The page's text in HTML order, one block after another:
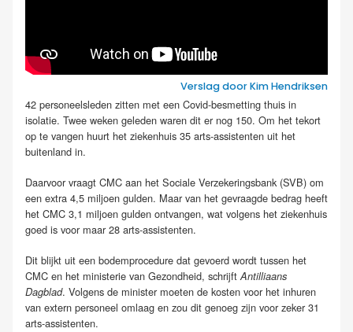
Verslag door Kim Hendriksen
42 personeelsleden zitten met een Covid-besmetting thuis in
isolatie. Twee weken geleden waren dit er nog 150. Om het tekort
op te vangen huurt het ziekenhuis 35 arts-assistenten uit het
buitenland in.
Daarvoor vraagt CMC aan het Sociale Verzekeringsbank (SVB) om
een extra 4,5 miljoen gulden. Maar van het gevraagde bedrag heeft
het CMC 3,1 miljoen gulden ontvangen, wat volgens het ziekenhuis
goed is voor maar 28 arts-assistenten.
Dit blijkt uit een bodemprocedure dat gevoerd wordt tussen het
CMC en het ministerie van Gezondheid, schrijftAntilliaans
Dagblad. Volgens de minister moeten de kosten voor het inhuren
van extern personeel omlaag en zou dit genoeg zijn voor zeker 31
arts-assistenten.